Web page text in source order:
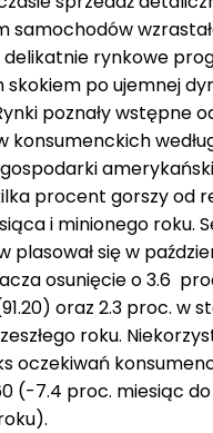
samochodów
delikatnie rynkowe
skokiem po ujemnej
poznały wstępne
konsumenckich
procent gorszy od
i minionego roku.
plasował się w
osunięcie o 3.6
oraz 2.3 proc. w
roku.
oczekiwań
(-7.4 proc. miesiąc